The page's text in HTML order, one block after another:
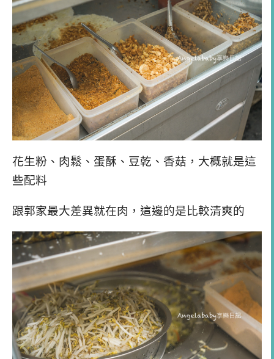
花生粉、肉鬆、蛋酥、豆乾、香菇，大概就是這
些配料
跟郭家最大差異就在肉，這邊的是比較清爽的